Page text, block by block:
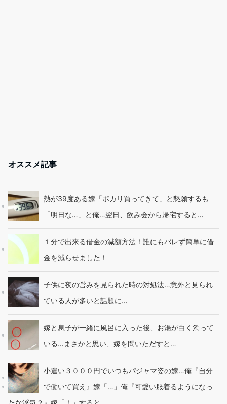
オススメ記事
熱が39度ある嫁「ポカリ買ってきて」と懇願するも
「明日な…」と俺…翌日、飲み会から帰宅すると…
１分で出来る借金の減額方法！誰にもバレず簡単に借
金を減らせました！
子供に夜の営みを見られた時の対処法…意外と見られ
ている人が多いと話題に…
嫁と息子が一緒に風呂に入った後、お湯が白く濁って
いる…まさかと思い、嫁を問いただすと…
小遣い３０００円でいつもパジャマ姿の嫁…俺『自分
で働いて買え』嫁「…」俺『可愛い服着るようになっ